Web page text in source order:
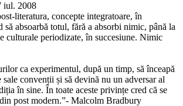
iul. 2008
literatura, concepte integratoare, în
să absoarbă totul, fără a absorbi nimic, până la
culturale periodizate, în succesiune. Nimic
ca experimentul, după un timp, să înceapă
sale convenții și să devină nu un adversar al
în sine. În toate aceste privințe cred că se
post modern.”- Malcolm Bradbury